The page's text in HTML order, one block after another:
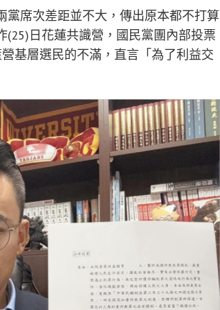
黨席次差距並不大，傳出原本都不打算
日花蓮共識營，國民黨團內部投票
基層選民的不滿，直言「為了利益交